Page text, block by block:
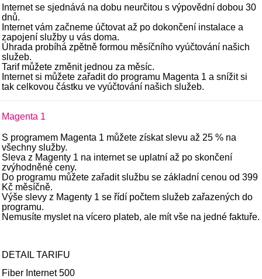
Internet se sjednává na dobu neurčitou s výpovědní dobou 30
dnů.
Internet vám začneme účtovat až po dokončení instalace a
zapojení služby u vás doma.
Úhrada probíhá zpětně formou měsíčního vyúčtování našich
služeb.
Tarif můžete změnit jednou za měsíc.
Internet si můžete zařadit do programu Magenta 1 a snížit si
tak celkovou částku ve vyúčtování našich služeb.
Magenta 1
S programem Magenta 1 můžete získat slevu až 25 % na
všechny služby.
Sleva z Magenty 1 na internet se uplatní až po skončení
zvýhodněné ceny.
Do programu můžete zařadit službu se základní cenou od 399
Kč měsíčně.
Výše slevy z Magenty 1 se řídí počtem služeb zařazených do
programu.
Nemusíte myslet na vícero plateb, ale mít vše na jedné faktuře.
DETAIL TARIFU
Fiber Internet 500